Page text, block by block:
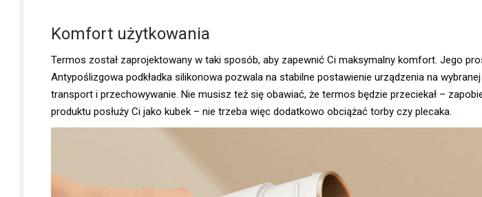
Komfort użytkowania
Termos został zaprojektowany w taki sposób, aby zapewnić Ci maksymalny komfort. Jego
Antypoślizgowa podkładka silikonowa pozwala na stabilne postawienie urządzenia na
transport i przechowywanie. Nie musisz też się obawiać, że termos będzie przeciekał –
produktu posłuży Ci jako kubek – nie trzeba więc dodatkowo obciążać torby czy plecaka.